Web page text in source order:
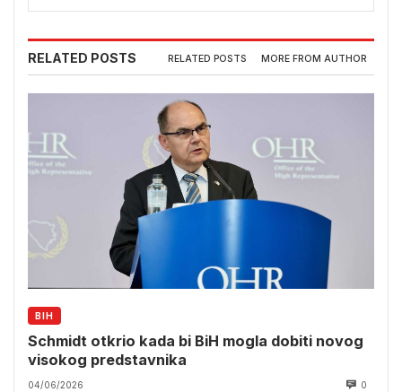
RELATED POSTS RELATED POSTS MORE FROM AUTHOR
BIH
Schmidt otkrio kada bi BiH mogla dobiti novog
visokog predstavnika
04/06/2026 0